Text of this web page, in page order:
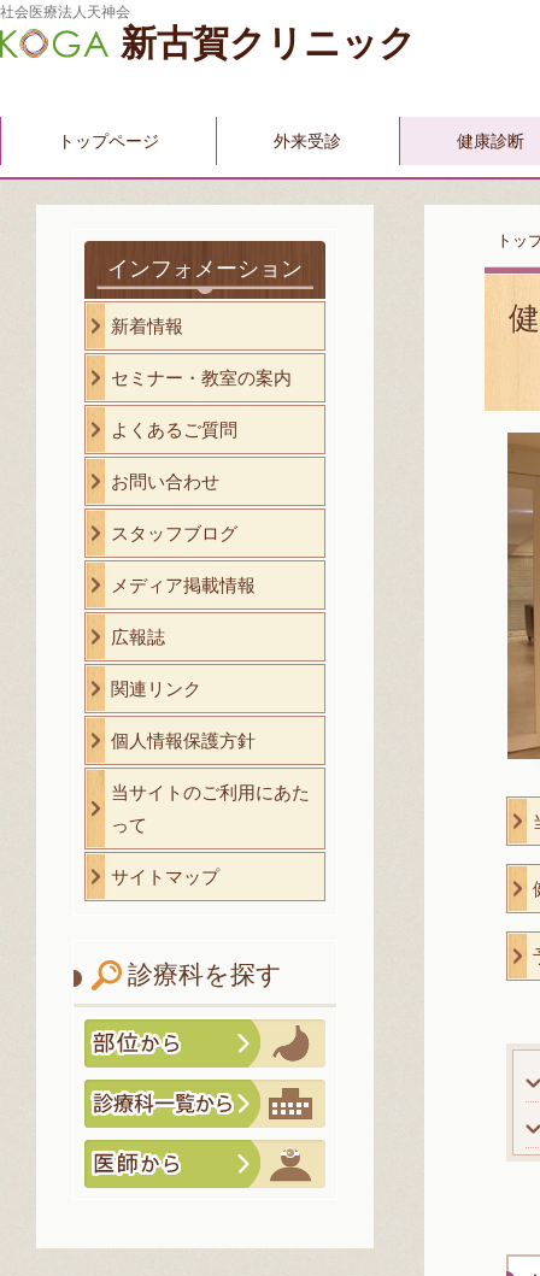
社会医療法人天神会
新古賀クリニック
トップページ 外来受診 健康診断
インフォメーション
新着情報
セミナー・教室の案内
よくあるご質問
お問い合わせ
スタッフブログ
メディア掲載情報
広報誌
関連リンク
個人情報保護方針
当サイトのご利用にあた
って
サイトマップ
診療科を探す
トッ